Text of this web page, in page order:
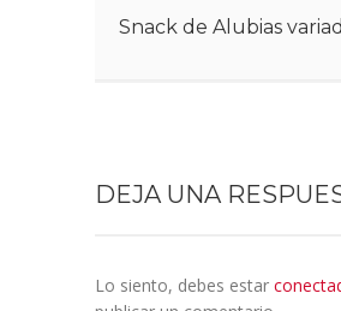
Snack de Alubias
DEJA UNA
Lo siento, debes estar